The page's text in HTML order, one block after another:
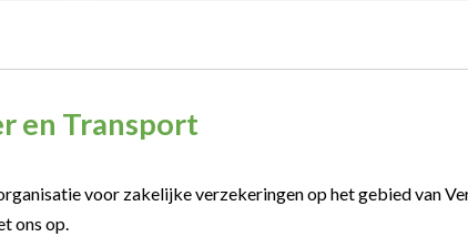
en Transport
voor zakelijke verzekeringen op het gebied van
ons op.